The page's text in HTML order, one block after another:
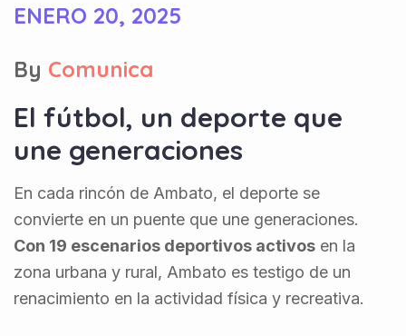
ENERO 20, 2025
By Comunica
El fútbol, un deporte que
une generaciones
En cada rincón de Ambato, el deporte se
convierte en un puente que une generaciones.
Con 19 escenarios deportivos activos en la
zona urbana y rural, Ambato es testigo de un
renacimiento en la actividad física y recreativa.